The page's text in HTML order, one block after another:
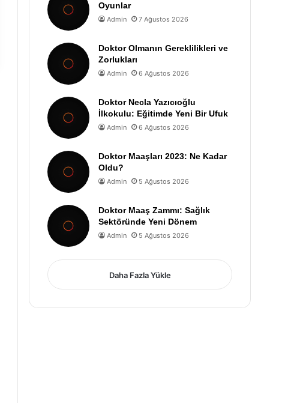
Oyunlar
Admin 7 Ağustos 2026
Doktor Olmanın Gereklilikleri ve
Zorlukları
Admin 6 Ağustos 2026
Doktor Necla Yazıcıoğlu
İlkokulu: Eğitimde Yeni Bir Ufuk
Admin 6 Ağustos 2026
Doktor Maaşları 2023: Ne Kadar
Oldu?
Admin 5 Ağustos 2026
Doktor Maaş Zammı: Sağlık
Sektöründe Yeni Dönem
Admin 5 Ağustos 2026
Daha Fazla Yükle